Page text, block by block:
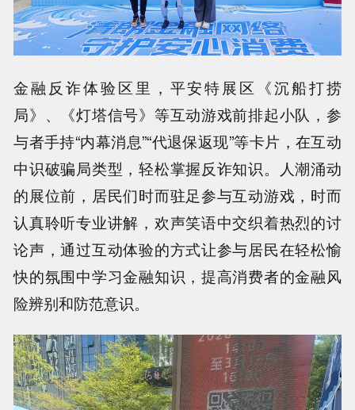
金融反诈体验区里，平安特展区《沉船打捞
局》、《灯塔信号》等互动游戏前排起小队，参
与者手持“内幕消息”“代退保返现”等卡片，在互动
中识破骗局类型，轻松掌握反诈知识。人潮涌动
的展位前，居民们时而驻足参与互动游戏，时而
认真聆听专业讲解，欢声笑语中交织着热烈的讨
论声，通过互动体验的方式让参与居民在轻松愉
快的氛围中学习金融知识，提高消费者的金融风
险辨别和防范意识。